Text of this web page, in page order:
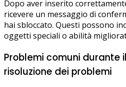
Dopo aver inserito
ricevere un messaggio di
hai sbloccato. Questi possono
oggetti speciali o abilità
Problemi comuni durante
risoluzione dei problemi